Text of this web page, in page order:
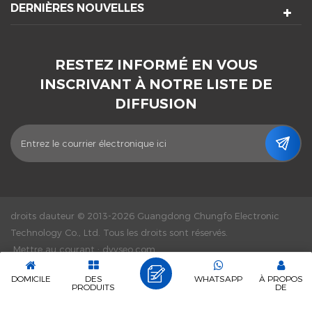
DERNIÈRES NOUVELLES
RESTEZ INFORMÉ EN VOUS
INSCRIVANT À NOTRE LISTE DE
DIFFUSION
droits dauteur © 2013-2026 Guangdong Chungfo Electronic
Technology Co., Ltd. Tous les droits sont réservés.
Mettre au courant : dyyseo.com
Plancher | Politique De Confidentialité |
Réseau IPv6 pris
en charge
DOMICILE
DES
PRODUITS
À PROPOS
DE
WHATSAPP